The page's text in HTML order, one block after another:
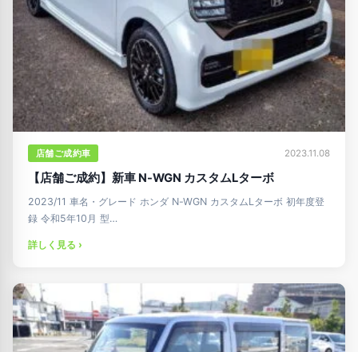
店舗ご成約車 2023.11.08
【店舗ご成約】新車 N-WGN カスタムLターボ
2023/11 車名・グレード ホンダ N-WGN カスタムLターボ 初年度登
録 令和5年10月 型…
詳しく見る ›